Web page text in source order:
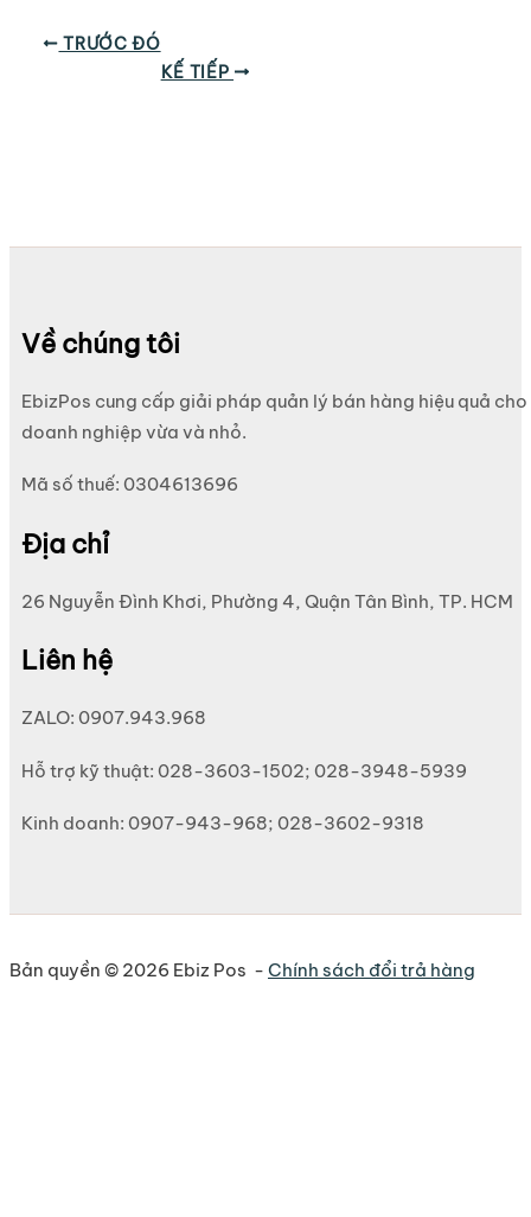
TRƯỚC ĐÓ
KẾ TIẾP
Về chúng tôi
EbizPos cung cấp giải pháp quản lý bán hàng hiệu quả cho
doanh nghiệp vừa và nhỏ.
Mã số thuế: 0304613696
Địa chỉ
26 Nguyễn Đình Khơi, Phường 4, Quận Tân Bình, TP. HCM
Liên hệ
ZALO: 0907.943.968
Hỗ trợ kỹ thuật: 028-3603-1502; 028-3948-5939
Kinh doanh: 0907-943-968; 028-3602-9318
Bản quyền © 2026 Ebiz Pos - Chính sách đổi trả hàng